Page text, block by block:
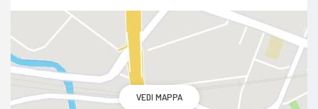
VEDI MAPPA